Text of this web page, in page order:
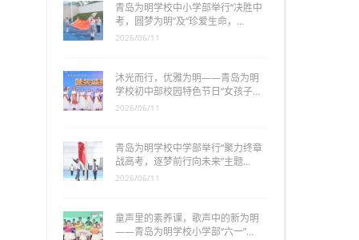
青岛为明学校中小学部举行“决胜中
考，圆梦为明”及“珍爱生命，…
2026/06/11
沐光而行，优雅为明——青岛为明
学校初中部校园特色节日“女孩子…
2026/06/11
青岛为明学校中学部举行“聚力终章
战高考，逐梦前行向未来”主题…
2026/06/11
童声里的素养课，歌声中的新为明
——青岛为明学校小学部“六一”…